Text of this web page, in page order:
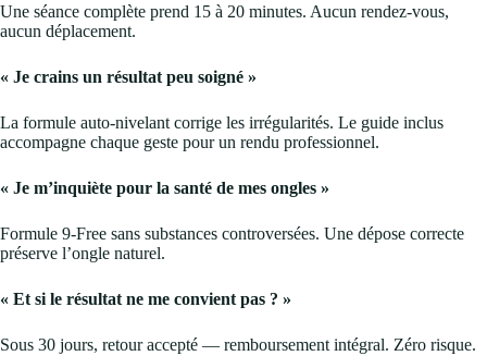
Une séance complète prend 15 à 20 minutes. Aucun rendez-vous,
aucun déplacement.
« Je crains un résultat peu soigné »
La formule auto-nivelant corrige les irrégularités. Le guide inclus
accompagne chaque geste pour un rendu professionnel.
« Je m’inquiète pour la santé de mes ongles »
Formule 9-Free sans substances controversées. Une dépose correcte
préserve l’ongle naturel.
« Et si le résultat ne me convient pas ? »
Sous 30 jours, retour accepté — remboursement intégral. Zéro risque.